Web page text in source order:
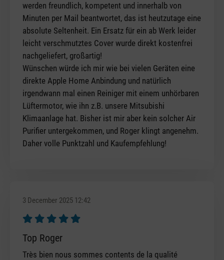
werden freundlich, kompetent und innerhalb von
Minuten per Mail beantwortet, das ist heutzutage eine
absolute Seltenheit. Ein Ersatz für ein ab Werk leider
leicht verschmutztes Cover wurde direkt kostenfrei
nachgeliefert, großartig!
Wünschen würde ich mir wie bei vielen Geräten eine
direkte Apple Home Anbindung und natürlich
irgendwann mal einen Reiniger mit einem unhörbaren
Lüftermotor, wie ihn z.B. unsere Mitsubishi
Klimaanlage hat. Bisher ist mir aber kein solcher Air
Purifier untergekommen, und Roger klingt angenehm.
Daher volle Punktzahl und Kaufempfehlung!
3 December 2025 12:42
Review with rating of 5 out of 5 stars
Top Roger
Très bien nous sommes contents de la qualité